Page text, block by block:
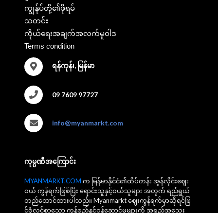
ကျွန်ုပ်တို့၏ဖိုရမ်
သတင်း
ကိုယ်ရေးအချက်အလက်မူဝါဒ
Terms condition
ရန်ကုန်၊, မြန်မာ
09 7609 97727
info@myanmarkt.com
ကုမ္ပဏီအကြောင်း
MYANMARKT.COM က မြန်မာနိုင်ငံ၏ထိပ်တန်း အွန်လိုင်းဈေး
ဝယ် ကွန်ရက်ဖြစ်ပြီး ရောင်းသူနှင့်ဝယ်သူများ အတွက် ရည်ရွယ်
တည်ထောင်ထားပါသည်။ Myanmarkt ဈေးကွန်ရက်မှာဆိုရင်ဖြ
င့်စုံလင်စွာသော ကုန်စည်နှင့်ဝန်ဆောင်မှုများကို အရည်အသွေး